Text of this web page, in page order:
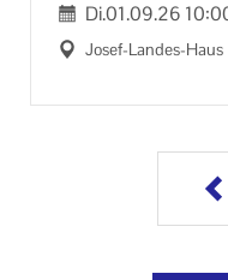
Di.01.09.26
Josef-​Landes-Haus